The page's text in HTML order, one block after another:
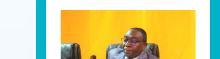
commerciales
illégales à Bangui
0 4 minutes